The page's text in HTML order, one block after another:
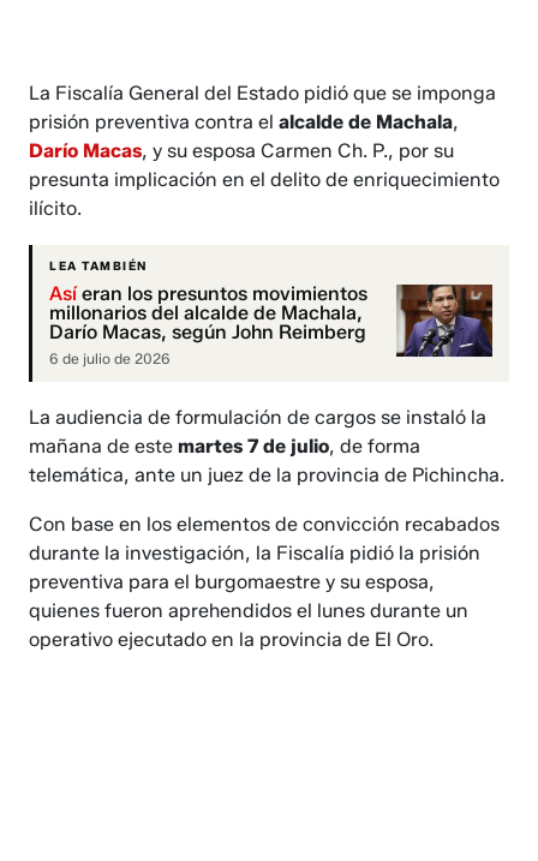
La Fiscalía General del Estado pidió que se imponga
prisión preventiva contra elalcalde de Machala,
Darío Macas, y su esposa Carmen Ch. P., por su
presunta implicación en el delito de enriquecimiento
ilícito.
LEA TAMBIÉN
Asíeran los presuntos movimientos
millonarios del alcalde de Machala,
Darío Macas, según John Reimberg
6 de julio de 2026
La audiencia de formulación de cargos se instaló la
mañana de estemartes 7 de julio, de forma
telemática, ante un juez de la provincia de Pichincha.
Con base en los elementos de convicción recabados
durante la investigación, la Fiscalía pidió la prisión
preventiva para el burgomaestre y su esposa,
quienes fueron aprehendidos el lunes durante un
operativo ejecutado en la provincia de El Oro.